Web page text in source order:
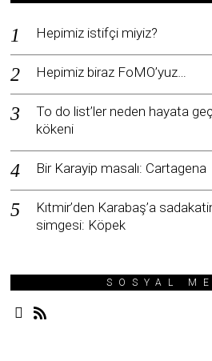
Hepimiz istifçi miyiz?
Hepimiz biraz FoMO’yuz…
To do list’ler neden hayata
kökeni
Bir Karayip masalı: Cartagena
Kıtmir’den Karabaş’a
simgesi: Köpek
SOSYAL